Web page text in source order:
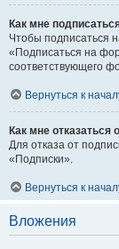
Как мне
Чтобы подписаться
«Подписаться на
соответствующего
Вернуться к
Как мне отказаться
Для отказа от
«Подписки».
Вернуться к
Вложения